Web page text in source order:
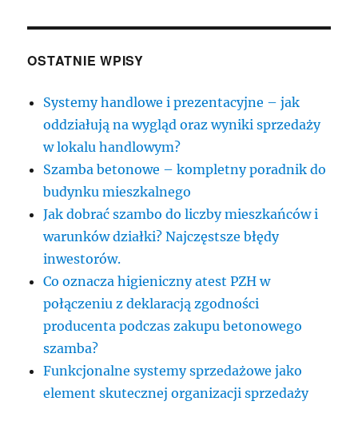
OSTATNIE WPISY
Systemy handlowe i prezentacyjne – jak
oddziałują na wygląd oraz wyniki sprzedaży
w lokalu handlowym?
Szamba betonowe – kompletny poradnik do
budynku mieszkalnego
Jak dobrać szambo do liczby mieszkańców i
warunków działki? Najczęstsze błędy
inwestorów.
Co oznacza higieniczny atest PZH w
połączeniu z deklaracją zgodności
producenta podczas zakupu betonowego
szamba?
Funkcjonalne systemy sprzedażowe jako
element skutecznej organizacji sprzedaży